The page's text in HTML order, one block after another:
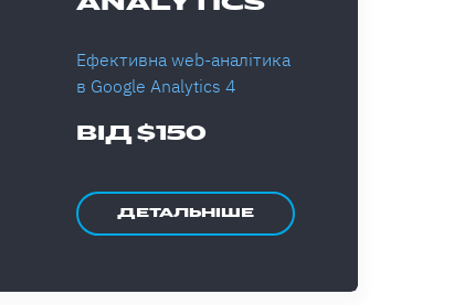
ANALYTICS
Ефективна web-аналітика
в Google Analytics 4
ВІД $150
ДЕТАЛЬНІШЕ